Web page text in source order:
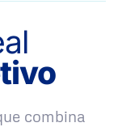
combina